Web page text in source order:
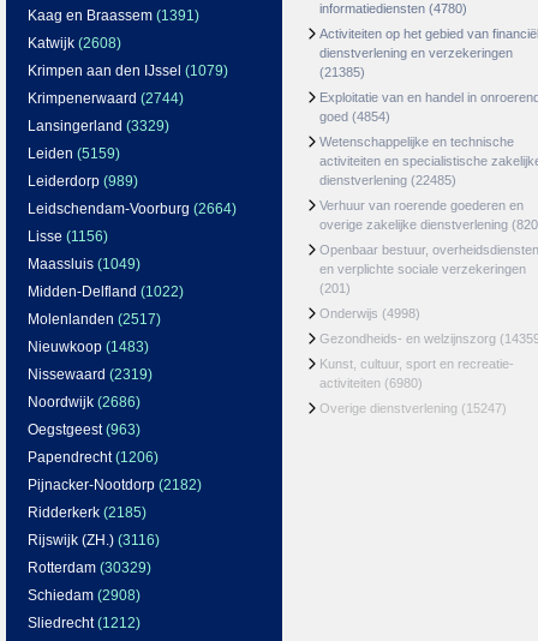
Kaag en Braassem (1391)
Katwijk (2608)
Krimpen aan den IJssel (1079)
Krimpenerwaard (2744)
Lansingerland (3329)
Leiden (5159)
Leiderdorp (989)
Leidschendam-Voorburg (2664)
Lisse (1156)
Maassluis (1049)
Midden-Delfland (1022)
Molenlanden (2517)
Nieuwkoop (1483)
Nissewaard (2319)
Noordwijk (2686)
Oegstgeest(963)
Papendrecht(1206)
Pijnacker-Nootdorp (2182)
Ridderkerk (2185)
Rijswijk (ZH.) (3116)
Rotterdam (30329)
Schiedam (2908)
Sliedrecht(1212)
informatiediensten (4780)
Activiteiten op het gebied van
dienstverlening en verzekeringen
(21385)
Exploitatie van en handel in
goed (4854)
Wetenschappelijke en technische
activiteiten en specialistische
dienstverlening (22485)
Verhuur van roerende goederen en
overige zakelijke dienstverlening
Openbaar bestuur, overheidsdiensten
en verplichte sociale verzekeringen
(201)
Onderwijs (4998)
Gezondheids- en welzijnszorg
Kunst, cultuur, sport en recreatie-
activiteiten (6980)
Overige dienstverlening (15247)